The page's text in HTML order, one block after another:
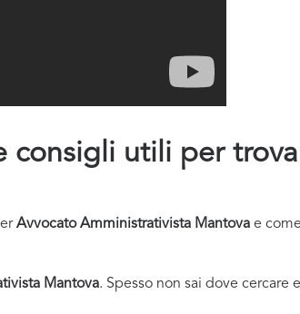
consigli utili per
Avvocato Amministrativista Mantova e come
Mantova. Spesso non sai dove cercare e